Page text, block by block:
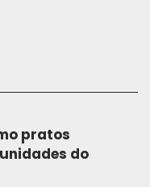
pratos
do